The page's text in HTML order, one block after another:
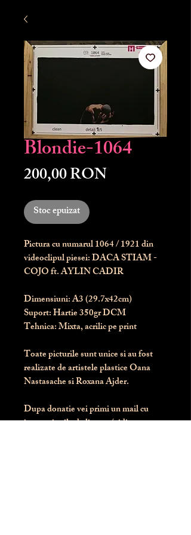
Blondie-1064
200,00 RONPreț
Stoc epuizat
Pictura cu numarul1064/ 1921 din
videoclipul piesei: DACA STIAM -
COJO ft. AYLIN CADIR
Dimensiuni: A3 (29.7x42cm)
Suport: Hartie 350gr DCM
Tehnica: Mixta, acrilic pe print
Toate picturile sunt unice si au fost
realizate de artistele plastice Oana
Nastasache si Roxana Ajder.
Dupa donatie vei primi un mail cu
instructiunile de livrare / ridicare.